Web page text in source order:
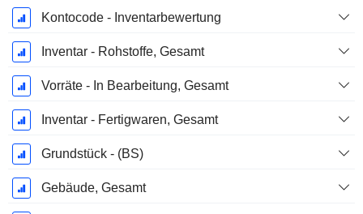
Kontocode - Inventarbewertung
Inventar - Rohstoffe, Gesamt
Vorräte - In Bearbeitung, Gesamt
Inventar - Fertigwaren, Gesamt
Grundstück - (BS)
Gebäude, Gesamt